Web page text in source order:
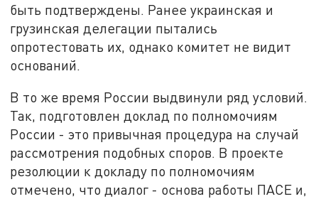
быть подтверждены. Ранее украинская и
грузинская делегации пытались
опротестовать их, однако комитет не видит
оснований.
В то же время России выдвинули ряд условий.
Так, подготовлен доклад по полномочиям
России - это привычная процедура на случай
рассмотрения подобных споров. В проекте
резолюции к докладу по полномочиям
отмечено, что диалог - основа работы ПАСЕ и,